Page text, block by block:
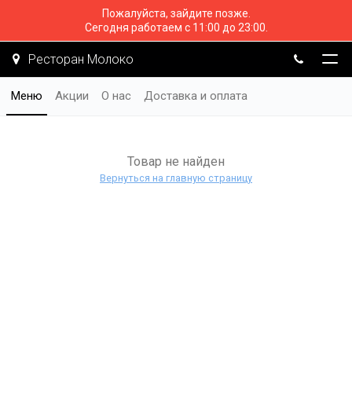
Пожалуйста, зайдите позже.
Сегодня работаем с 11:00 до 23:00.
Ресторан Молоко
Меню Акции О нас Доставка и оплата
Товар не найден
Вернуться на главную страницу